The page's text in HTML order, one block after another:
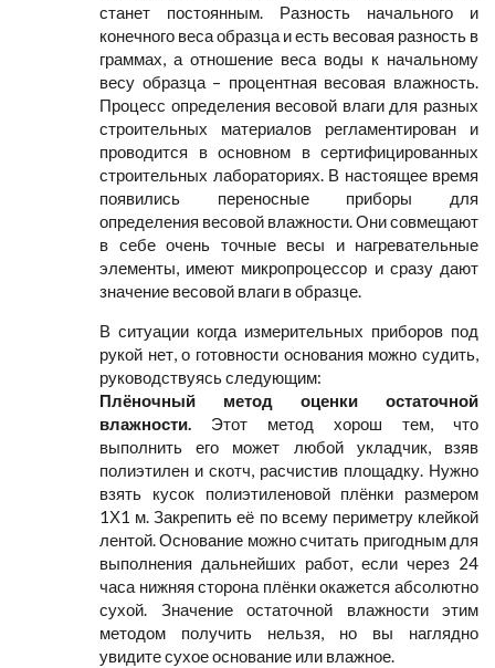
станет постоянным. Разность начального и
конечного веса образца и есть весовая разность в
граммах, а отношение веса воды к начальному
весу образца – процентная весовая влажность.
Процесс определения весовой влаги для разных
строительных материалов регламентирован и
проводится в основном в сертифицированных
строительных лабораториях. В настоящее время
появились переносные приборы для
определения весовой влажности. Они совмещают
в себе очень точные весы и нагревательные
элементы, имеют микропроцессор и сразу дают
значение весовой влаги в образце.
В ситуации когда измерительных приборов под
рукой нет, о готовности основания можно судить,
руководствуясь следующим:
Плёночный метод оценки остаточной
влажности. Этот метод хорош тем, что
выполнить его может любой укладчик, взяв
полиэтилен и скотч, расчистив площадку. Нужно
взять кусок полиэтиленовой плёнки размером
1Х1 м. Закрепить её по всему периметру клейкой
лентой. Основание можно считать пригодным для
выполнения дальнейших работ, если через 24
часа нижняя сторона плёнки окажется абсолютно
сухой. Значение остаточной влажности этим
методом получить нельзя, но вы наглядно
увидите сухое основание или влажное.